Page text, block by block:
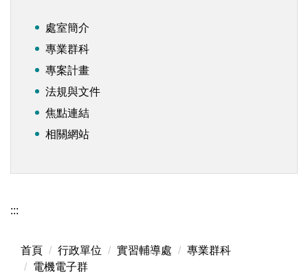
處室簡介
專業群科
專案計畫
法規與文件
焦點連結
相關網站
:::
首頁 行政單位 實習輔導處
專業群科
電機電子群